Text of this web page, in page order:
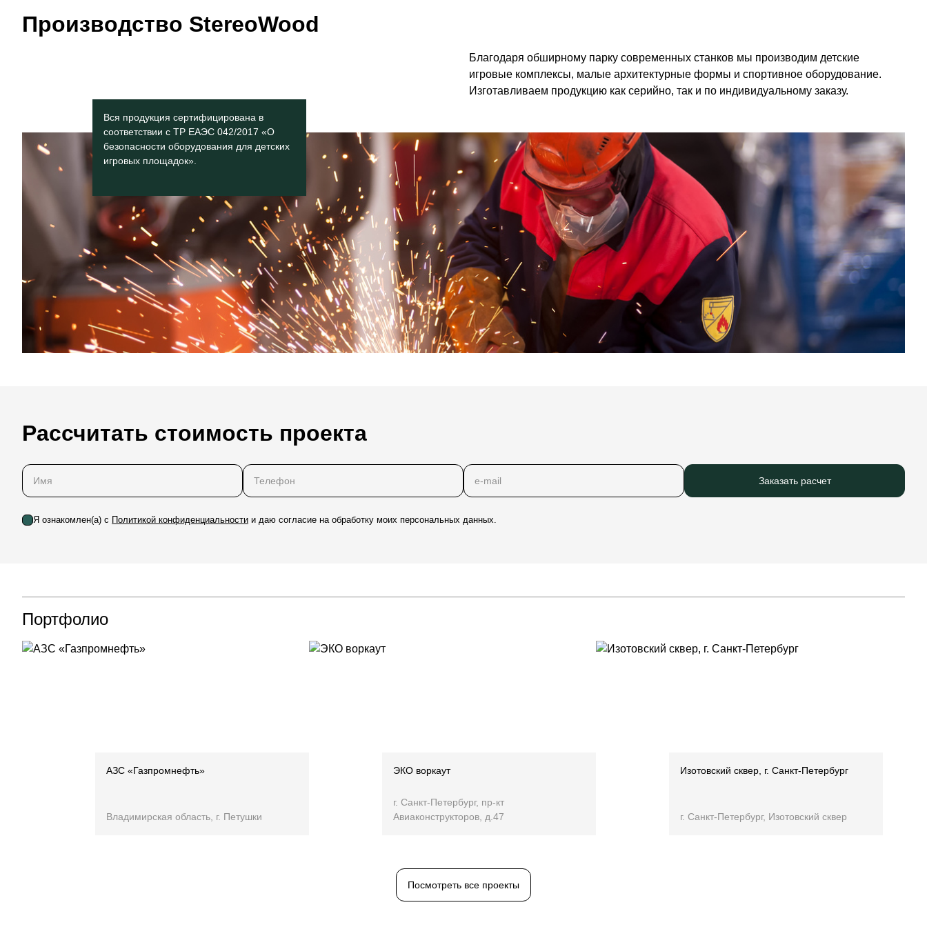
Производство StereoWood
Благодаря обширному парку современных станков мы производим детские
игровые комплексы, малые архитектурные формы и спортивное оборудование.
Изготавливаем продукцию как серийно, так и по индивидуальному заказу.
Вся продукция сертифицирована в
соответствии с ТР ЕАЭС 042/2017 «О
безопасности оборудования для детских
игровых площадок».
Рассчитать стоимость проекта
Заказать расчет
Я ознакомлен(а) с Политикой конфиденциальности и даю согласие на обработку моих персональных данных.
Портфолио
АЗС «Газпромнефть»
Владимирская область, г. Петушки
ЭКО воркаут
г. Санкт-Петербург, пр-кт
Авиаконструкторов, д.47
Изотовский сквер, г. Санкт-Петербург
г. Санкт-Петербург, Изотовский сквер
Посмотреть все проекты